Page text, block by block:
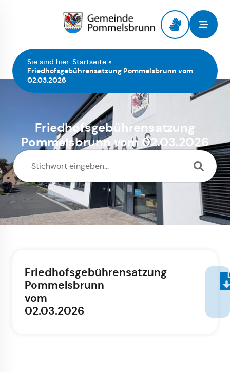
Sie sind hier: Startseite »
Friedhofsgebührensatzung Pommelsbrunn vom
02.03.2026
Friedhofsgebührensatzung
Pommelsbrunn vom 02.03.2026
Friedhofsgebührensatzung
Pommelsbrunn
vom
02.03.2026